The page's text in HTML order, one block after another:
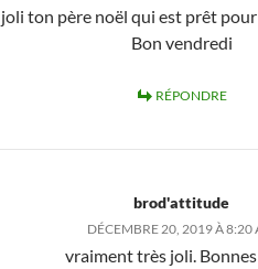
joli ton père noël qui est prêt
Bon vendredi
RÉPONDRE
brod'attitude
DÉCEMBRE 20, 2019 À 8:20
vraiment très joli.